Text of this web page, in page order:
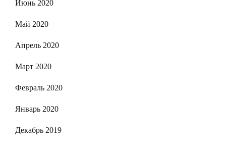
Июнь 2020
Май 2020
Апрель 2020
Март 2020
Февраль 2020
Январь 2020
Декабрь 2019